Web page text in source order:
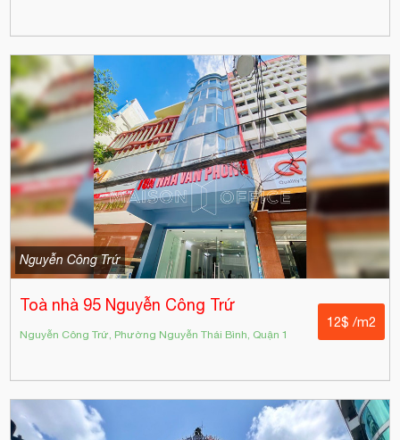
Nguyễn Công Trứ
Toà nhà 95 Nguyễn Công Trứ
Nguyễn Công Trứ, Phường Nguyễn Thái Bình, Quận 1
12$ /m2